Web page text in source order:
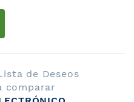
de Deseos
comparar